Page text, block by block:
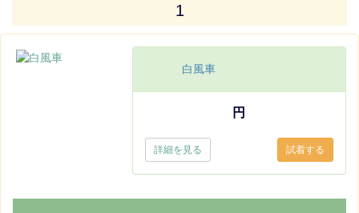
1
白風車
円
詳細を見る